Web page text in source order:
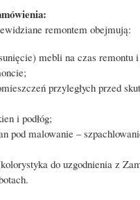
remontem obejmują:
mebli na czas remontu i
przyległych przed
i podłóg;
pod malowanie –
do uzgodnienia z